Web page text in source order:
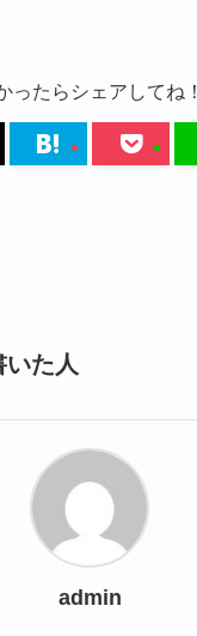
ったらシェアしてね！
た人
admin